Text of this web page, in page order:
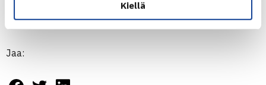
Kiellä
Patrik Niklas-Salminen
Jaa: